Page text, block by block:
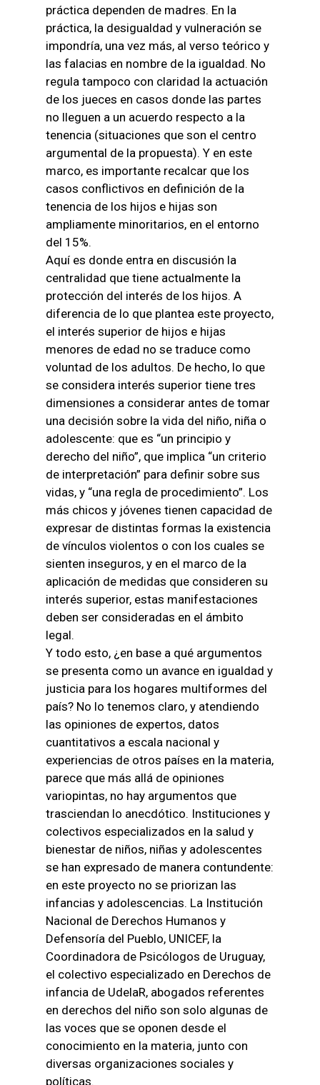
práctica dependen de madres. En la
práctica, la desigualdad y vulneración se
impondría, una vez más, al verso teórico y
las falacias en nombre de la igualdad. No
regula tampoco con claridad la actuación
de los jueces en casos donde las partes
no lleguen a un acuerdo respecto a la
tenencia (situaciones que son el centro
argumental de la propuesta). Y en este
marco, es importante recalcar que los
casos conflictivos en definición de la
tenencia de los hijos e hijas son
ampliamente minoritarios, en el entorno
del 15%.
Aquí es donde entra en discusión la
centralidad que tiene actualmente la
protección del interés de los hijos. A
diferencia de lo que plantea este proyecto,
el interés superior de hijos e hijas
menores de edad no se traduce como
voluntad de los adultos. De hecho, lo que
se considera interés superior tiene tres
dimensiones a considerar antes de tomar
una decisión sobre la vida del niño, niña o
adolescente: que es “un principio y
derecho del niño”, que implica “un criterio
de interpretación” para definir sobre sus
vidas, y “una regla de procedimiento”. Los
más chicos y jóvenes tienen capacidad de
expresar de distintas formas la existencia
de vínculos violentos o con los cuales se
sienten inseguros, y en el marco de la
aplicación de medidas que consideren su
interés superior, estas manifestaciones
deben ser consideradas en el ámbito
legal.
Y todo esto, ¿en base a qué argumentos
se presenta como un avance en igualdad y
justicia para los hogares multiformes del
país? No lo tenemos claro, y atendiendo
las opiniones de expertos, datos
cuantitativos a escala nacional y
experiencias de otros países en la materia,
parece que más allá de opiniones
variopintas, no hay argumentos que
trasciendan lo anecdótico. Instituciones y
colectivos especializados en la salud y
bienestar de niños, niñas y adolescentes
se han expresado de manera contundente:
en este proyecto no se priorizan las
infancias y adolescencias. La Institución
Nacional de Derechos Humanos y
Defensoría del Pueblo, UNICEF, la
Coordinadora de Psicólogos de Uruguay,
el colectivo especializado en Derechos de
infancia de UdelaR, abogados referentes
en derechos del niño son solo algunas de
las voces que se oponen desde el
conocimiento en la materia, junto con
diversas organizaciones sociales y
políticas.